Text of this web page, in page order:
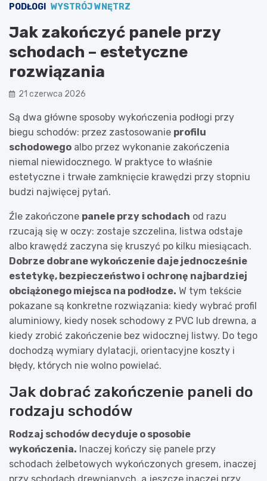
PODŁOGI WYSTRÓJ WNĘTRZ
Jak zakończyć panele przy
schodach – estetyczne
rozwiązania
21 czerwca 2026
Są dwa główne sposoby wykończenia podłogi przy
biegu schodów: przez zastosowanie profilu
schodowego albo przez wykonanie zakończenia
niemal niewidocznego. W praktyce to właśnie
estetyczne i trwałe zamknięcie krawędzi przy stopniu
budzi najwięcej pytań.
Źle zakończone panele przy schodach od razu
rzucają się w oczy: zostaje szczelina, listwa odstaje
albo krawędź zaczyna się kruszyć po kilku miesiącach.
Dobrze dobrane wykończenie daje jednocześnie
estetykę, bezpieczeństwo i ochronę najbardziej
obciążonego miejsca na podłodze. W tym tekście
pokazane są konkretne rozwiązania: kiedy wybrać profil
aluminiowy, kiedy nosek schodowy z PVC lub drewna, a
kiedy zrobić zakończenie bez widocznej listwy. Do tego
dochodzą wymiary dylatacji, orientacyjne koszty i
błędy, których nie wolno powielać.
Jak dobrać zakończenie paneli do
rodzaju schodów
Rodzaj schodów decyduje o sposobie
wykończenia. Inaczej kończy się panele przy
schodach żelbetowych wykończonych gresem, inaczej